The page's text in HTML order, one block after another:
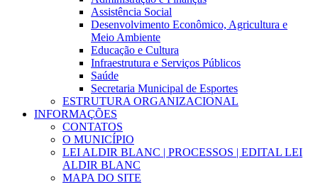
Assistência Social
Desenvolvimento Econômico, Agricultura e
Meio Ambiente
Educação e Cultura
Infraestrutura e Serviços Públicos
Saúde
Secretaria Municipal de Esportes
ESTRUTURA ORGANIZACIONAL
INFORMAÇÕES
CONTATOS
O MUNICÍPIO
LEI ALDIR BLANC | PROCESSOS | EDITAL LEI
ALDIR BLANC
MAPA DO SITE